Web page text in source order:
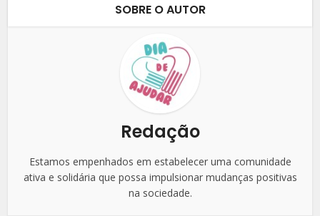
SOBRE O AUTOR
Redação
Estamos empenhados em estabelecer uma comunidade
ativa e solidária que possa impulsionar mudanças positivas
na sociedade.